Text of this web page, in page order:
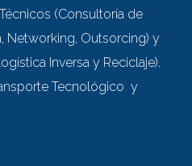
(Consultoría de
Networking, Outsorcing) y
Inversa y Reciclaje).
Tecnológico y